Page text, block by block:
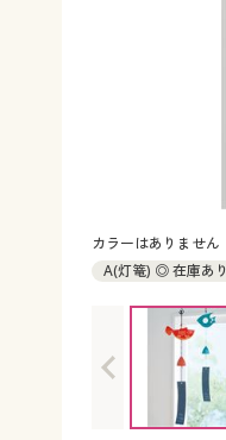
カラーはありません
A(灯篭) ◎ 在庫あり